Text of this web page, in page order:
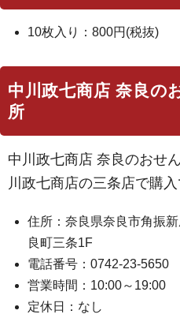
10枚入り：800円(税抜)
中川政七商店 奈良の
所
中川政七商店 奈良のおせ
川政七商店の三条店で購入
住所：奈良県奈良市角振
良町三条1F
電話番号：0742-23-5650
営業時間：10:00～19:00
定休日：なし